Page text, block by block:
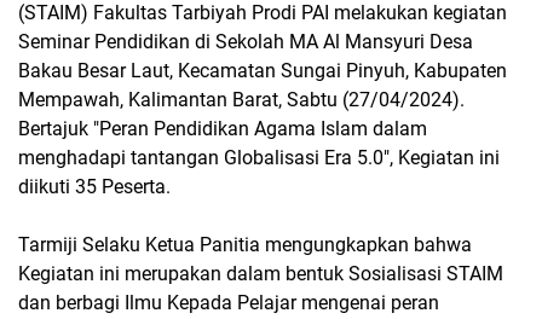
(STAIM) Fakultas Tarbiyah Prodi PAI melakukan kegiatan
Seminar Pendidikan di Sekolah MA Al Mansyuri Desa
Bakau Besar Laut, Kecamatan Sungai Pinyuh, Kabupaten
Mempawah, Kalimantan Barat, Sabtu (27/04/2024).
Bertajuk "Peran Pendidikan Agama Islam dalam
menghadapi tantangan Globalisasi Era 5.0", Kegiatan ini
diikuti 35 Peserta.
Tarmiji Selaku Ketua Panitia mengungkapkan bahwa
Kegiatan ini merupakan dalam bentuk Sosialisasi STAIM
dan berbagi Ilmu Kepada Pelajar mengenai peran